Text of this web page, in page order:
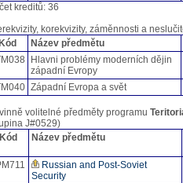
kreditů: 36
korekvizity, záměnnosti a
Kód
Název předmětu
Hlavni problémy moderních dějin
západní Evropy
Západní Evropa a svět
volitelné předměty programu
J#0529)
Kód
Název předmětu
Russian and Post-Soviet
Security